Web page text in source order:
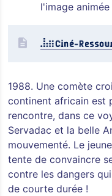
l'image animée
1988. Une comète
continent africain est
rencontre, dans ce
Servadac et la belle
mouvementé. Le
tente de convaincre
contre les dangers
de courte durée !